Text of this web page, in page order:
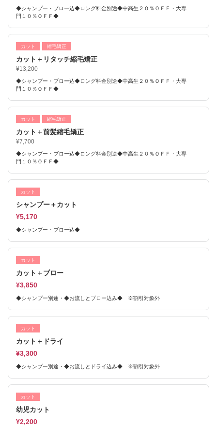
◆シャンプー・ブロー込◆ロング料金別途◆中高生２０％ＯＦＦ・大専
門１０％ＯＦＦ◆
カット 縮毛矯正
カット＋リタッチ縮毛矯正
¥13,200
◆シャンプー・ブロー込◆ロング料金別途◆中高生２０％ＯＦＦ・大専
門１０％ＯＦＦ◆
カット 縮毛矯正
カット＋前髪縮毛矯正
¥7,700
◆シャンプー・ブロー込◆ロング料金別途◆中高生２０％ＯＦＦ・大専
門１０％ＯＦＦ◆
カット
シャンプー＋カット
¥5,170
◆シャンプー・ブロー込◆
カット
カット＋ブロー
¥3,850
◆シャンプー別途・◆お流しとブロー込み◆ ※割引対象外
カット
カット＋ドライ
¥3,300
◆シャンプー別途・◆お流しとドライ込み◆ ※割引対象外
カット
幼児カット
¥2,200